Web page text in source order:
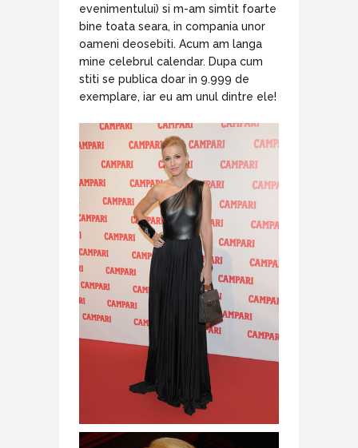
evenimentului) si m-am simtit foarte
bine toata seara, in compania unor
oameni deosebiti. Acum am langa
mine celebrul calendar. Dupa cum
stiti se publica doar in 9.999 de
exemplare, iar eu am unul dintre ele!